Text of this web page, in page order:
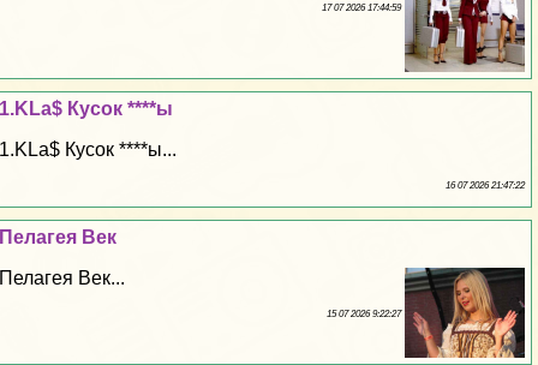
17 07 2026 17:44:59
1.KLa$ Кусок ****ы
1.KLa$ Кусок ****ы...
16 07 2026 21:47:22
Пелагея Век
Пелагея Век...
15 07 2026 9:22:27